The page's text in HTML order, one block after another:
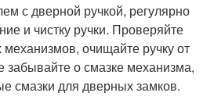
с дверной ручкой, регулярно
и чистку ручки. Проверяйте
механизмов, очищайте ручку от
забывайте о смазке механизма,
смазки для дверных замков.